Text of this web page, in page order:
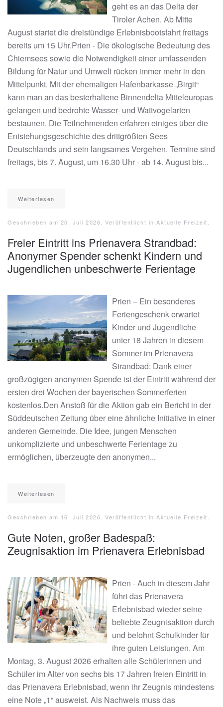
geht es an das Delta der
Tiroler Achen. Ab Mitte
August startet die dreistündige Erlebnisbootsfahrt freitags
bereits um 15 Uhr.Prien - Die ökologische Bedeutung des
Chiemsees sowie die Notwendigkeit einer umfassenden
Bildung für Natur und Umwelt rücken immer mehr in den
Mittelpunkt. Mit der ehemaligen Hafenbarkasse „Birgit“
kann man an das besterhaltene Binnendelta Mitteleuropas
gelangen und bedrohte Wasser- und Wattvogelarten
bestaunen. Die Teilnehmenden erfahren einiges über die
Entstehungsgeschichte des drittgrößten Sees
Deutschlands und sein langsames Vergehen. Termine sind
freitags, bis 7. August, um 16.30 Uhr - ab 14. August bis...
Weiterlesen
Geschrieben am 20. Juli 2026 . Veröffentlicht in Aktuelle Freizeit
Freier Eintritt ins Prienavera Strandbad:
Anonymer Spender schenkt Kindern und
Jugendlichen unbeschwerte Ferientage
Prien – Ein besonderes
Feriengeschenk erwartet
Kinder und Jugendliche
unter 18 Jahren in diesem
Sommer im Prienavera
Strandbad: Dank einer
großzügigen anonymen Spende ist der Eintritt während der
ersten drei Wochen der bayerischen Sommerferien
kostenlos.Den Anstoß für die Aktion gab ein Bericht in der
Süddeutschen Zeitung über eine ähnliche Initiative in einer
anderen Gemeinde. Die Idee, jungen Menschen
unkomplizierte und unbeschwerte Ferientage zu
ermöglichen, überzeugte den anonymen...
Weiterlesen
Geschrieben am 16. Juli 2026 . Veröffentlicht in Aktuelle Freizeit
Gute Noten, großer Badespaß:
Zeugnisaktion im Prienavera Erlebnisbad
Prien - Auch in diesem Jahr
führt das Prienavera
Erlebnisbad wieder seine
beliebte Zeugnisaktion durch
und belohnt Schulkinder für
ihre guten Leistungen. Am
Montag, 3. August 2026 erhalten alle Schülerinnen und
Schüler im Alter von sechs bis 17 Jahren freien Eintritt in
das Prienavera Erlebnisbad, wenn ihr Zeugnis mindestens
eine Note „1“ ausweist. Als Nachweis muss das